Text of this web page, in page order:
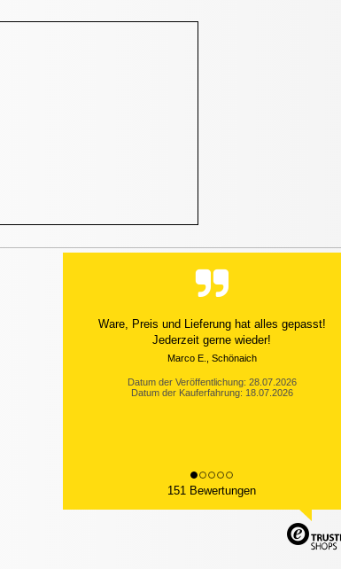
Ware, Preis und Lieferung hat alles gepasst!
Jederzeit gerne wieder!
Marco E., Schönaich
Datum der Veröffentlichung: 28.07.2026
Datum der Kauferfahrung: 18.07.2026
151 Bewertungen